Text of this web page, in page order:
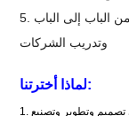
5. خدمة ما بعد البيع على المدى الطويل ، خدمة من الباب إلى الباب
وتدريب الشركات
لماذا أخترتنا: